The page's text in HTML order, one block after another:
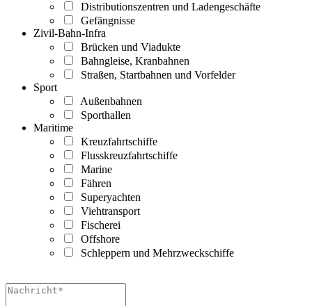
Distributionszentren und Ladengeschäfte
Gefängnisse
Zivil-Bahn-Infra
Brücken und Viadukte
Bahngleise, Kranbahnen
Straßen, Startbahnen und Vorfelder
Sport
Außenbahnen
Sporthallen
Maritime
Kreuzfahrtschiffe
Flusskreuzfahrtschiffe
Marine
Fähren
Superyachten
Viehtransport
Fischerei
Offshore
Schleppern und Mehrzweckschiffe